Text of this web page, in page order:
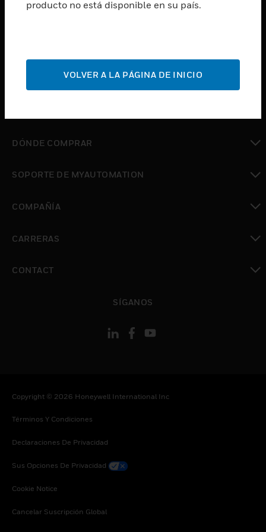
Cambiar vista
Cambiar vista
INDUSTRIAS
DÓNDE COMPRAR
SOPORTE DE MYAUTOMATION
COMPAÑÍA
CARRERAS
CONTACT
SÍGANOS
Copyright © 2026 Honeywell International Inc
Términos Y Condiciones
Declaraciones De Privacidad
Sus Opciones De Privacidad
Cookie Notice
Cancelar Suscripción Global
producto no está disponible en su país.
VOLVER A LA PÁGINA DE INICIO